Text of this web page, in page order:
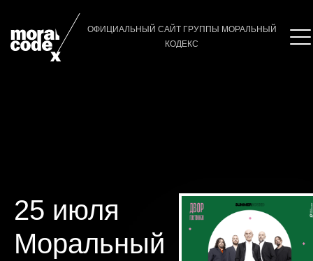
ОФИЦИАЛЬНЫЙ САЙТ ГРУППЫ МОРАЛЬНЫЙ
КОДЕКС
25 июля
Моральный